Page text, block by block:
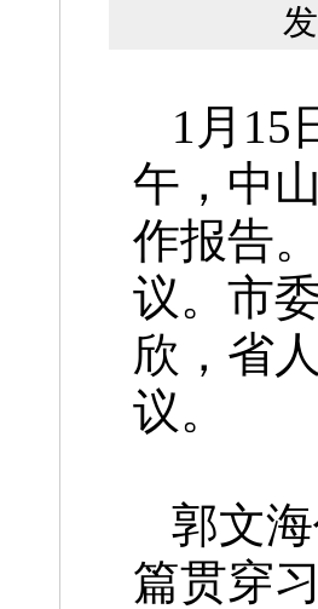
1月15
午，中
作报告
议。市
欣，省
议。
郭文
篇贯穿